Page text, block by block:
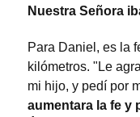
Nuestra Señora
Para Daniel, es la
kilómetros. "Le
mi hijo, y pedí por
aumentara la fe y